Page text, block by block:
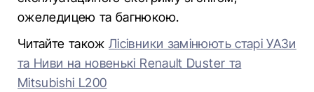
ожеледицею та багнюкою.
Читайте такожЛісівники замінюють старі УАЗи
та Ниви на новенькі Renault Duster та
Mitsubishi L200